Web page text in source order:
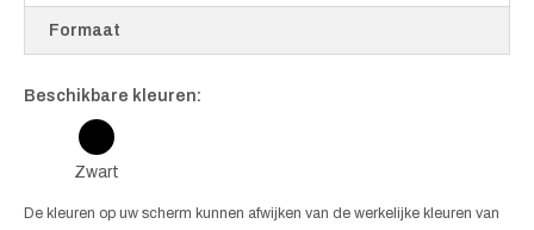
Formaat
Beschikbare kleuren:
Zwart
De kleuren op uw scherm kunnen afwijken van de werkelijke kleuren van